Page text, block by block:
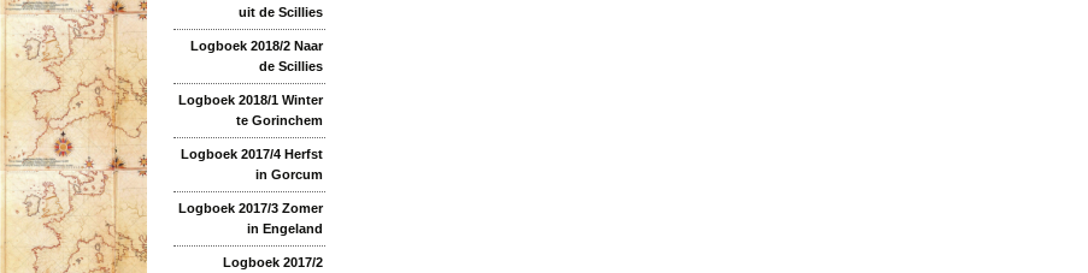
uit de Scillies
Logboek 2018/2 Naar
de Scillies
Logboek 2018/1 Winter
te Gorinchem
Logboek 2017/4 Herfst
in Gorcum
Logboek 2017/3 Zomer
in Engeland
Logboek 2017/2